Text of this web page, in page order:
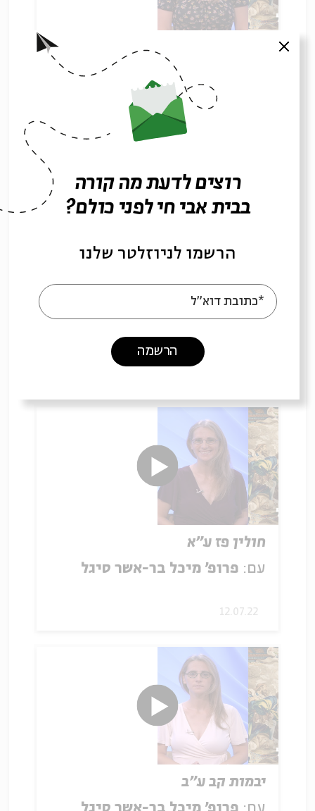
כפירה: סיפורי מינים בתלמוד
פרופ' מיכל בר-אשר סיגל
מין, שוטה, ושאר עלבונות
חולין פז ע"א
עם: פרופ' מיכל בר-אשר סיגל
12.07.22
יבמות קב ע"ב
סגור
רוצים לדעת מה קורה
בבית אבי חי לפני כולם?
הרשמו לניוזלטר שלנו
*כתובת דוא"ל
הרשמה